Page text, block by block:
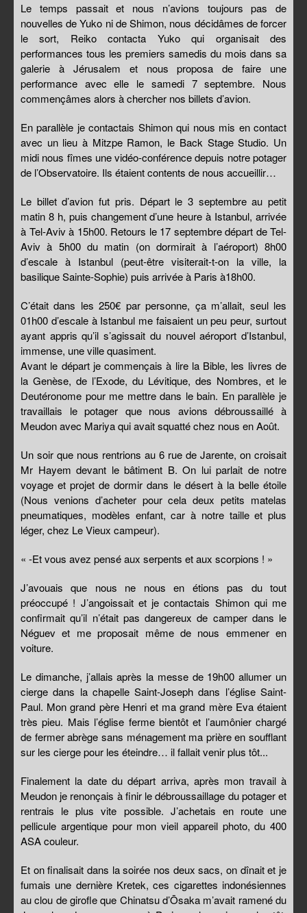
Le temps passait et nous n’avions toujours pas de
nouvelles de Yuko ni de Shimon, nous décidâmes de forcer
le sort, Reiko contacta Yuko qui organisait des
performances tous les premiers samedis du mois dans sa
galerie à Jérusalem et nous proposa de faire une
performance avec elle le samedi 7 septembre. Nous
commençâmes alors à chercher nos billets d’avion.
En parallèle je contactais Shimon qui nous mis en contact
avec un lieu à Mitzpe Ramon, le Back Stage Studio. Un
midi nous fîmes une vidéo-conférence depuis notre potager
de l’Observatoire. Ils étaient contents de nous accueillir…
Le billet d’avion fut pris. Départ le 3 septembre au petit
matin 8 h, puis changement d’une heure à Istanbul, arrivée
à Tel-Aviv à 15h00. Retours le 17 septembre départ de Tel-
Aviv à 5h00 du matin (on dormirait à l’aéroport) 8h00
d’escale à Istanbul (peut-être visiterait-t-on la ville, la
basilique Sainte-Sophie) puis arrivée à Paris à18h00.
C’était dans les 250€ par personne, ça m’allait, seul les
01h00 d’escale à Istanbul me faisaient un peu peur, surtout
ayant appris qu’il s’agissait du nouvel aéroport d’Istanbul,
immense, une ville quasiment.
Avant le départ je commençais à lire la Bible, les livres de
la Genèse, de l’Exode, du Lévitique, des Nombres, et le
Deutéronome pour me mettre dans le bain. En parallèle je
travaillais le potager que nous avions débroussaillé à
Meudon avec Mariya qui avait squatté chez nous en Août.
Un soir que nous rentrions au 6 rue de Jarente, on croisait
Mr Hayem devant le bâtiment B. On lui parlait de notre
voyage et projet de dormir dans le désert à la belle étoile
(Nous venions d’acheter pour cela deux petits matelas
pneumatiques, modèles enfant, car à notre taille et plus
léger, chez Le Vieux campeur).
« -Et vous avez pensé aux serpents et aux scorpions ! »
J’avouais que nous ne nous en étions pas du tout
préoccupé ! J’angoissait et je contactais Shimon qui me
confirmait qu’il n’était pas dangereux de camper dans le
Néguev et me proposait même de nous emmener en
voiture.
Le dimanche, j’allais après la messe de 19h00 allumer un
cierge dans la chapelle Saint-Joseph dans l’église Saint-
Paul. Mon grand père Henri et ma grand mère Eva étaient
très pieu. Mais l’église ferme bientôt et l’aumônier chargé
de fermer abrège sans ménagement ma prière en soufflant
sur les cierge pour les éteindre… il fallait venir plus tôt...
Finalement la date du départ arriva, après mon travail à
Meudon je renonçais à finir le débroussaillage du potager et
rentrais le plus vite possible. J’achetais en route une
pellicule argentique pour mon vieil appareil photo, du 400
ASA couleur.
Et on finalisait dans la soirée nos deux sacs, on dînait et je
fumais une dernière Kretek, ces cigarettes indonésiennes
au clou de girofle que Chinatsu d’Ōsaka m’avait ramené du